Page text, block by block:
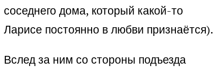
соседнего дома, который какой-то
Ларисе постоянно в любви признаётся).
Вслед за ним со стороны подъезда